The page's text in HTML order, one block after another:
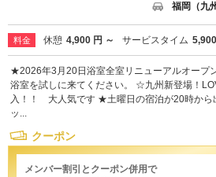
福岡（九
料金 休憩 4,900 円 ～ サービスタイム
★2026年3月20日浴室全室リニューアルオー
浴室を試しに来てください。 ☆九州新登場！
入！！ 大人気です ★土曜日の宿泊が20時から
ッ...
クーポン
メンバー割引とクーポン併用で